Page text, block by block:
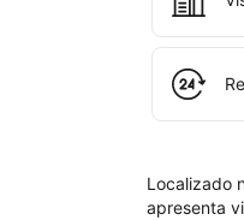
Localizado
apresenta